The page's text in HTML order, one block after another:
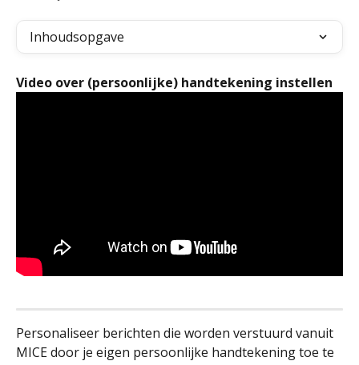
Inhoudsopgave
Video over (persoonlijke) handtekening instellen
Personaliseer berichten die worden verstuurd vanuit
MICE door je eigen persoonlijke handtekening toe te